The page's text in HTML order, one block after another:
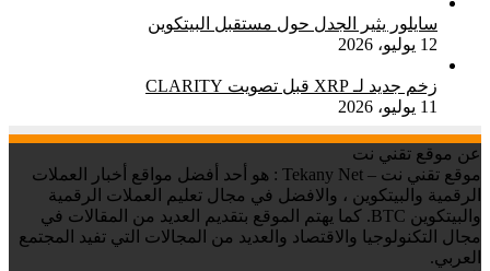
سايلور يثير الجدل حول مستقبل البيتكوين
12 يوليو، 2026
زخم جديد لـ XRP قبل تصويت CLARITY
11 يوليو، 2026
عن موقع تقني نت
موقع تقني نت – Tekany Net : هو أحد أفضل مواقع أخبار العملات
الرقمية والبيتكوين ، والافضل في مجال تعليم العملات الرقمية
والبيتكوين BTC. كما يهتم الموقع بتقديم العديد من المقالات في
مجال التكنولوجيا والاقتصاد والعديد من المجالات التي تفيد المجتمع
العربي.